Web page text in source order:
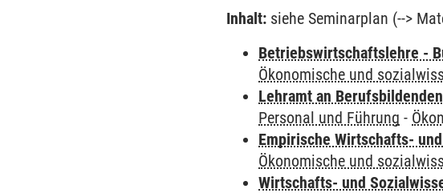
Inhalt: siehe Seminarplan (-->
Betriebswirtschaftslehre -
Ökonomische und
Lehramt an
Personal und Führung -
Empirische Wirtschafts-
Ökonomische und
Wirtschafts- und